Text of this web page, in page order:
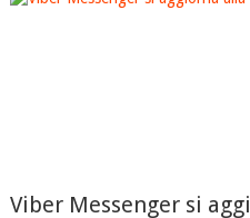
Viber Messenger si